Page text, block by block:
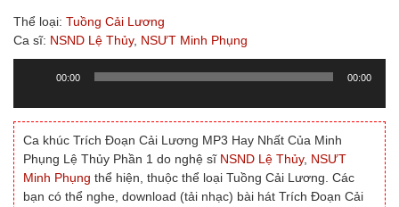
Thể loại: Tuồng Cải Lương
Ca sĩ: NSND Lệ Thủy, NSƯT Minh Phụng
00:00 00:00
Ca khúc Trích Đoạn Cải Lương MP3 Hay Nhất Của Minh
Phụng Lệ Thủy Phần 1 do nghệ sĩ NSND Lệ Thủy, NSƯT
Minh Phụng thể hiện, thuộc thể loại Tuồng Cải Lương. Các
bạn có thể nghe, download (tải nhạc) bài hát Trích Đoạn Cải